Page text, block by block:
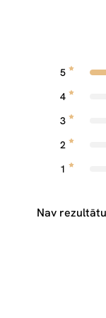
5
4
3
2
1
Nav